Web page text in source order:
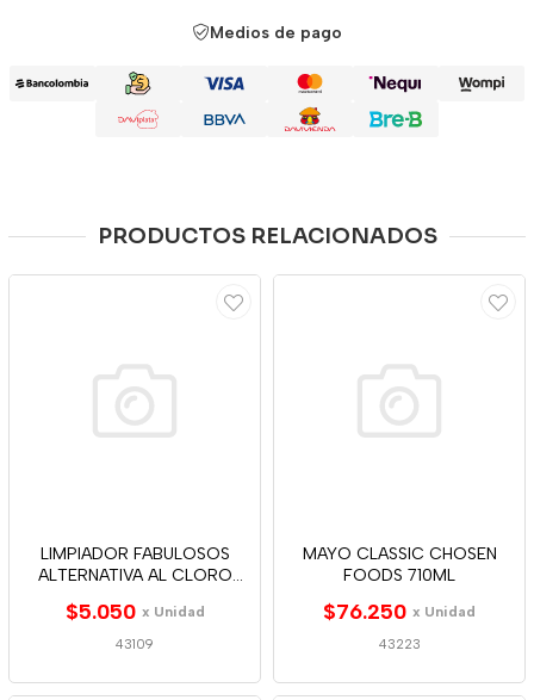
Medios de pago
PRODUCTOS RELACIONADOS
LIMPIADOR FABULOSOS
ALTERNATIVA AL CLORO
$5.050 x Unidad
43109
MAYO CLASSIC CHOSEN
FOODS 710ML
$76.250 x Unidad
43223